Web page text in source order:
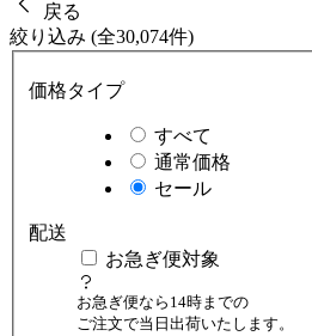
戻る
絞り込み (全30,074件)
価格タイプ
すべて
通常価格
セール
配送
お急ぎ便対象
お急ぎ便なら14時までの
ご注文で当日出荷いたします。